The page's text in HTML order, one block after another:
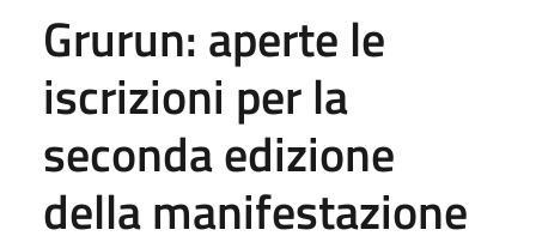
Grurun: aperte le
iscrizioni per la
seconda edizione
della manifestazione